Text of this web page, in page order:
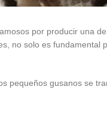
por producir una
no solo es fundamental
pequeños gusanos se